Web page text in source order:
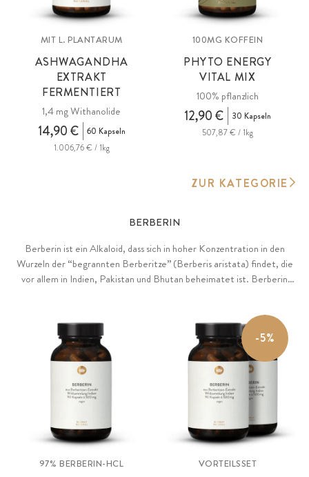
MIT L. PLANTARUM
ASHWAGANDHA
EXTRAKT
FERMENTIERT
1,4 mg Withanolide
14,90 €
60 Kapseln
1.006,76 € / 1kg
100MG KOFFEIN
PHYTO ENERGY
VITAL MIX
100% pflanzlich
12,90 €
30 Kapseln
507,87 € / 1kg
ZUR KATEGORIE
BERBERIN
Berberin ist ein Alkaloid, dass sich in hoher Konzentration in den
Wurzeln der “begrannten Berberitze” (Berberis aristata) findet, die
vor allem in Indien, Pakistan und Bhutan beheimatet ist. Berberin
97% BERBERIN-HCL
-5%
VORTEILSSET